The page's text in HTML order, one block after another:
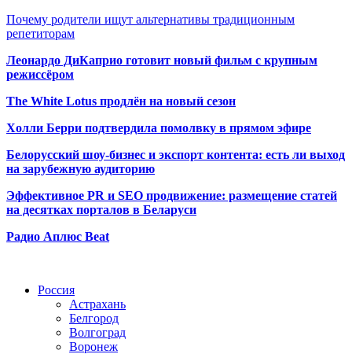
Почему родители ищут альтернативы традиционным
репетиторам
Леонардо ДиКаприо готовит новый фильм с крупным
режиссёром
The White Lotus продлён на новый сезон
Холли Берри подтвердила помолвку в прямом эфире
Белорусский шоу-бизнес и экспорт контента: есть ли выход
на зарубежную аудиторию
Эффективное PR и SEO продвижение: размещение статей
на десятках порталов в Беларуси
Радио Аплюс Beat
Россия
Астрахань
Белгород
Волгоград
Воронеж